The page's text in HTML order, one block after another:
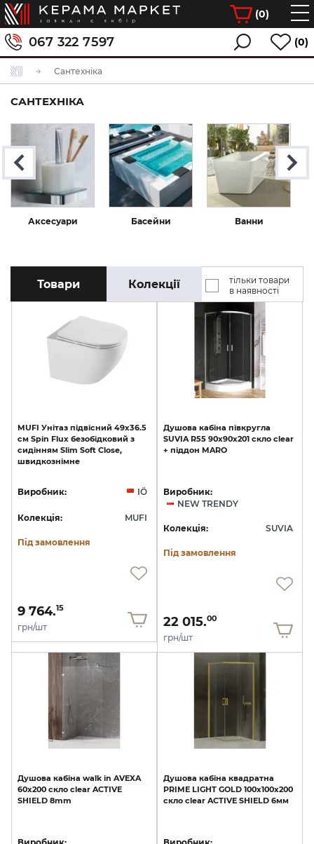
(0)
067 322 7597 (0)
Сантехніка
САНТЕХНІКА
Аксесуари Басейни Ванни
Товари Колекції
тільки товари
в наявності
MUFI Унітаз підвісний 49х36.5
см Spin Flux безобідковий з
сидінням Slim Soft Close,
швидкознімне
Виробник: IÖ
Колекція: MUFI
Під замовлення
9 764.15
грн/шт
Душова кабіна півкругла
SUVIA R55 90x90х201 скло clear
+ піддон MARO
Виробник:
NEW TRENDY
Колекція: SUVIA
Під замовлення
22 015.00
грн/шт
Душова кабіна walk in AVEXA
60x200 скло clear ACTIVE
SHIELD 8mm
Душова кабіна квадратна
PRIME LIGHT GOLD 100x100x200
скло clear ACTIVE SHIELD 6мм